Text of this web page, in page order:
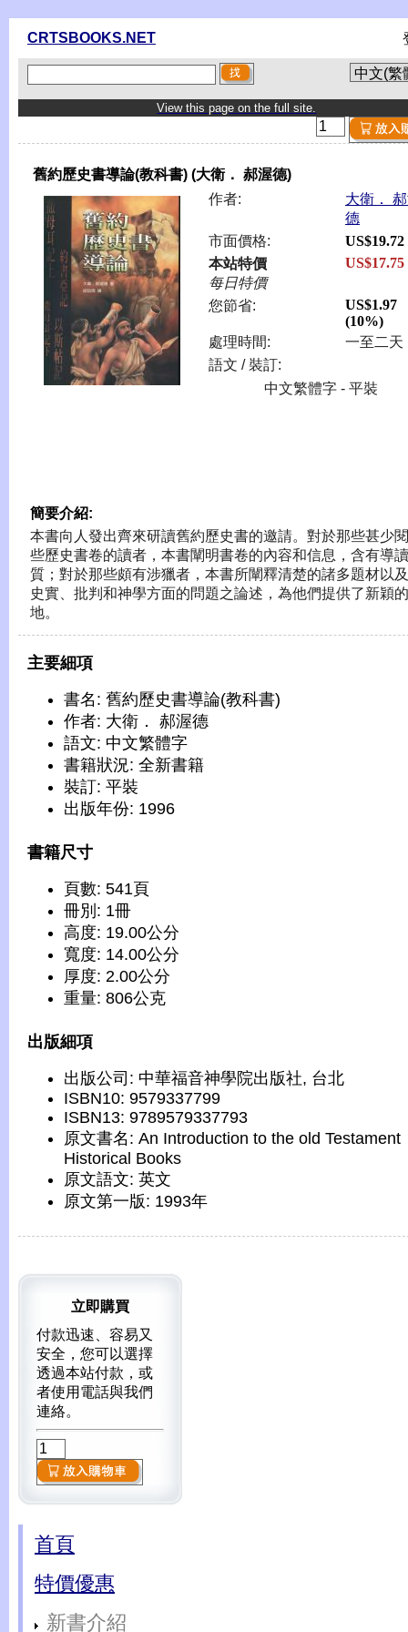
CRTSBOOKS.NET
View this page on the full site.
舊約歷史書導論(教科書) (大衛． 郝渥德)
作者:
大衛．
德
市面價格:
US$19.72
本站特價
每日特價
US$17.75
您節省:
US$1.97
(10%)
處理時間:
一至二天
語文 / 裝訂:
中文繁體字 - 平裝
簡要介紹:
本書向人發出齊來研讀舊約歷史書的邀請。對於那些甚少
些歷史書卷的讀者，本書闡明書卷的內容和信息，含有導
質；對於那些頗有涉獵者，本書所闡釋清楚的諸多題材以
史實、批判和神學方面的問題之論述，為他們提供了新穎
地。
主要細項
書名: 舊約歷史書導論(教科書)
作者: 大衛． 郝渥德
語文: 中文繁體字
書籍狀況: 全新書籍
裝訂: 平裝
出版年份: 1996
書籍尺寸
頁數: 541頁
冊別: 1冊
高度: 19.00公分
寬度: 14.00公分
厚度: 2.00公分
重量: 806公克
出版細項
出版公司: 中華福音神學院出版社, 台北
ISBN10: 9579337799
ISBN13: 9789579337793
原文書名: An Introduction to the old Testament
Historical Books
原文語文: 英文
原文第一版: 1993年
立即購買
付款迅速、容易又
安全，您可以選擇
透過本站付款，或
者使用電話與我們
連絡。
首頁
特價優惠
新書介紹